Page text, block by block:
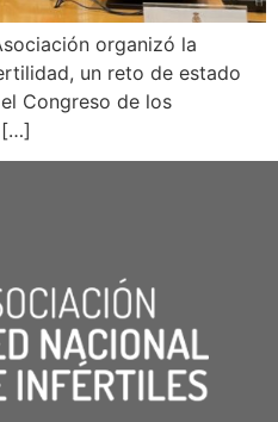
organizó la
un reto de estado
Congreso de los
[…]